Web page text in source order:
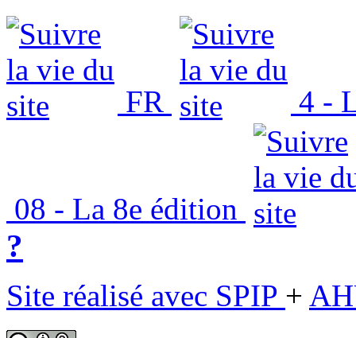
FR 4 -
08 - La 8e édition
?
Site réalisé avec SPIP +